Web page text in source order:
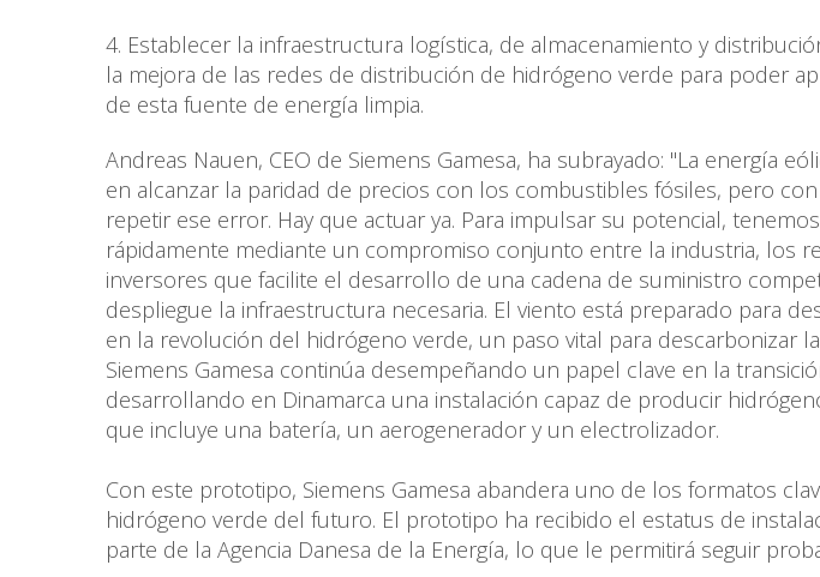
4. Establecer la infraestructura logística, de almacenamiento y
la mejora de las redes de distribución de hidrógeno verde para poder
de esta fuente de energía limpia.
Andreas Nauen, CEO de Siemens Gamesa, ha subrayado: "La energía
en alcanzar la paridad de precios con los combustibles fósiles, pero
repetir ese error. Hay que actuar ya. Para impulsar su potencial,
rápidamente mediante un compromiso conjunto entre la industria, los
inversores que facilite el desarrollo de una cadena de suministro
despliegue la infraestructura necesaria. El viento está preparado para
en la revolución del hidrógeno verde, un paso vital para descarbonizar
Siemens Gamesa continúa desempeñando un papel clave en la
desarrollando en Dinamarca una instalación capaz de producir
que incluye una batería, un aerogenerador y un electrolizador.
Con este prototipo, Siemens Gamesa abandera uno de los formatos
hidrógeno verde del futuro. El prototipo ha recibido el estatus de
parte de la Agencia Danesa de la Energía, lo que le permitirá seguir